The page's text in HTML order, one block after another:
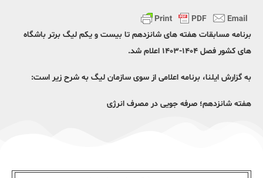
برنامه مسابقات هفته های شانزدهم تا بیست و یکم لیگ برتر باشگاه
های کشور فصل ۱۴۰۴-۱۴۰۳ اعلام شد.
به گزارش ایلنا، برنامه اعلامی از سوی سازمان لیگ به شرح زیر است:
هفته شانزدهم؛ صرفه جویی در مصرف انرژی